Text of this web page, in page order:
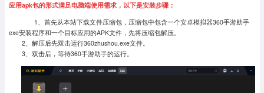
应用apk包的形式满足电脑端使用需求，以下是安装步骤：
1、首先从本站下载文件压缩包，压缩包中包含一个安卓模拟器360手游助手
exe安装程序和一个目标应用的APK文件，先将压缩包解压。
2、解压后先双击运行360zhushou.exe文件。
3、双击后，等待360手游助手的运行。